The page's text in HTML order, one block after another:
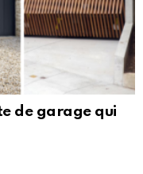
de garage qui